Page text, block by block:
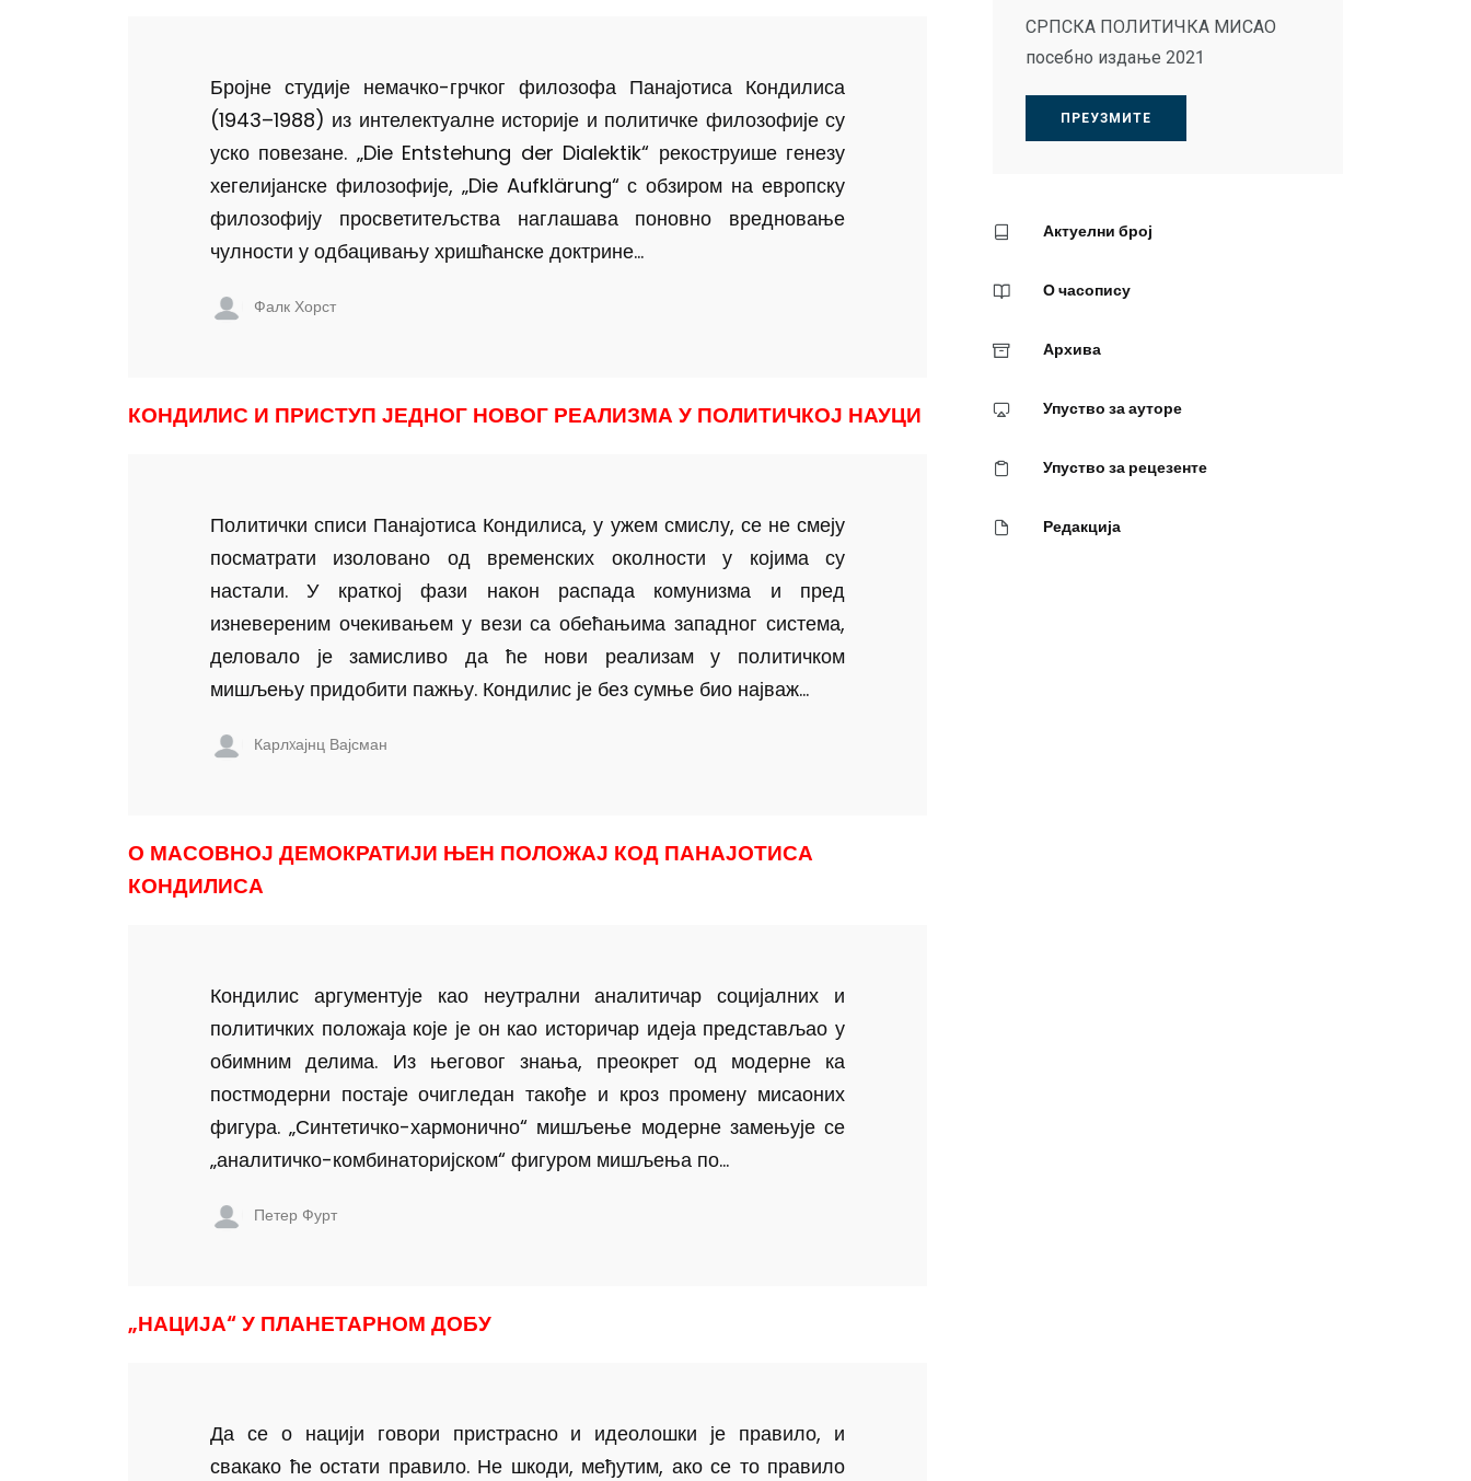
Бројне студије немачко-грчког филозофа Панајотиса Кондилиса
(1943–1988) из интелектуалне историје и политичке филозофије су
уско повезане. „Die Entstehung der Dialektik“ рекоструише генезу
хегелијанске филозофије, „Die Aufklärung“ с обзиром на европску
филозофију просветитељства наглашава поновно вредновање
чулности у одбацивању хришћанске доктрине...
Фалк Хорст
КОНДИЛИС И ПРИСТУП ЈЕДНОГ НОВОГ РЕАЛИЗМА У ПОЛИТИЧКОЈ НАУЦИ
Политички списи Панајотиса Кондилиса, у ужем смислу, се не смеју
посматрати изоловано од временских околности у којима су
настали. У краткој фази након распада комунизма и пред
изневереним очекивањем у вези са обећањима западног система,
деловало је замисливо да ће нови реализам у политичком
мишљењу придобити пажњу. Кондилис је без сумње био најваж...
Карлxајнц Вајсман
О МАСОВНОЈ ДЕМОКРАТИЈИ ЊЕН ПОЛОЖАЈ КОД ПАНАЈОТИСА
КОНДИЛИСА
Кондилис аргументује као неутрални аналитичар социјалних и
политичких положаја које је он као историчар идеја представљао у
обимним делима. Из његовог знања, преокрет од модерне ка
постмодерни постаје очигледан такође и кроз промену мисаоних
фигура. „Синтетичко-хармонично“ мишљење модерне замењује се
„аналитичко-комбинаторијском“ фигуром мишљења по...
Петер Фурт
„НАЦИЈА“ У ПЛАНЕТАРНОМ ДОБУ
Да се о нацији говори пристрасно и идеолошки је правило, и
свакако ће остати правило. Не шкоди, међутим, ако се то правило
СРПСКА ПОЛИТИЧКА МИСАО
посебно издање 2021
ПРЕУЗМИТЕ
Актуелни број
О часопису
Архива
Упуство за ауторе
Упуство за рецезенте
Редакција